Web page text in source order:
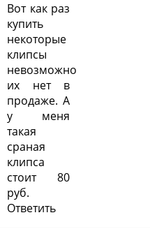
Вот как раз
купить
некоторые
клипсы
невозможно
их нет в
продаже. А
у меня
такая
сраная
клипса
стоит 80
руб.
Ответить